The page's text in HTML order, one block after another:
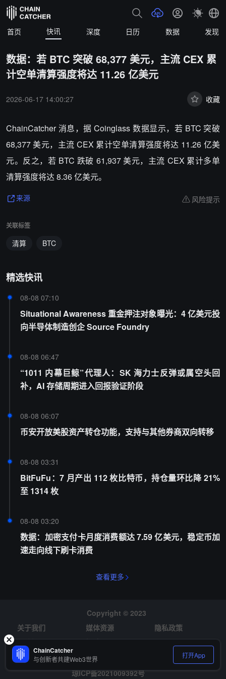
首页 快讯 深度 日历 数据 发现
数据：若 BTC 突破 68,377 美元，主流 CEX 累
计空单清算强度将达 11.26 亿美元
2026-06-17 14:00:27 收藏
ChainCatcher 消息，据 Coinglass 数据显示，若 BTC 突破
68,377 美元，主流 CEX 累计空单清算强度将达 11.26 亿美
元。反之，若 BTC 跌破 61,937 美元，主流 CEX 累计多单
清算强度将达 8.36 亿美元。
来源 风险提示
关联标签
清算 BTC
精选快讯
08-08 07:10
Situational Awareness 重金押注对象曝光：4 亿美元投
向半导体制造创企 Source Foundry
08-08 06:47
“1011 内幕巨鲸”代理人：SK 海力士反弹或属空头回
补，AI 存储周期进入回报验证阶段
08-08 06:07
币安开放美股资产转仓功能，支持与其他券商双向转移
08-08 03:31
BitFuFu：7 月产出 112 枚比特币，持仓量环比降 21%
至 1314 枚
08-08 03:20
数据：加密支付卡月度消费额达 7.59 亿美元，稳定币加
速走向线下刷卡消费
查看更多
Copyright © 2023
关于我们
媒体资源
隐私政策
风险提示
招聘
琼ICP备2021009392号
ChainCatcher
与创新者共建Web3世界 打开App